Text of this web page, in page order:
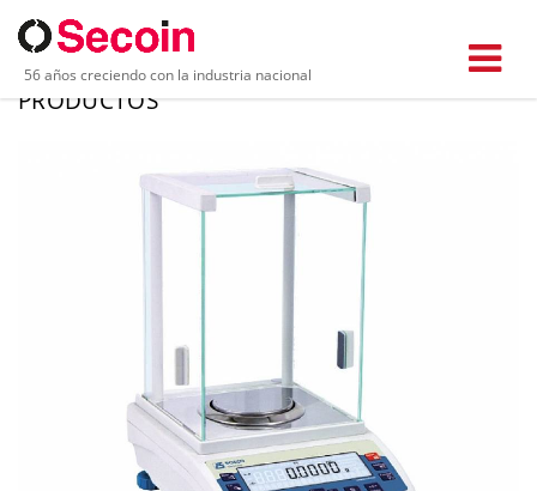
56 años creciendo con la industria nacional
PRODUCTOS